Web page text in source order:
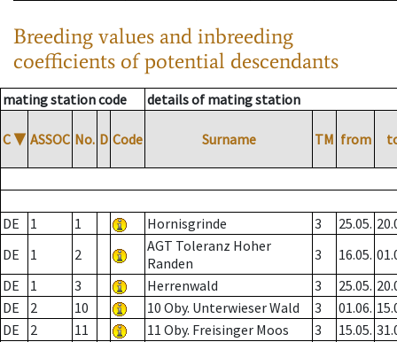
Breeding values and inbreeding
coefficients of potential descendants
mating station code details of mating station
C ▼ ASSOC No. D Code Surname TM from
DE 1 1 Hornisgrinde 3 25.05.
DE
1 2
AGT Toleranz Hoher
Randen
3 16.05.
DE
1 3 Herrenwald 3 25.05.
DE
2 10 10 Oby. Unterwieser Wald 3 01.06.
DE
2 11 11 Oby. Freisinger Moos 3 15.05.